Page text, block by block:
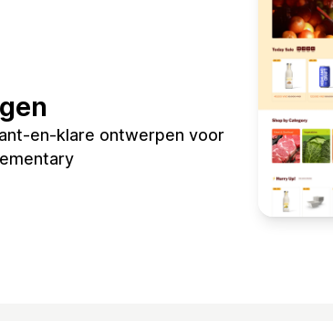
en-klare ontwerpen voor